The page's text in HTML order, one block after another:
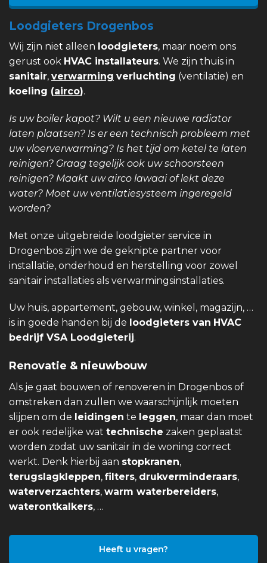
Loodgieters Drogenbos
Wij zijn niet alleen loodgieters, maar noem ons
gerust ook HVAC installateurs. We zijn thuis in
sanitair, verwarming verluchting (ventilatie) en
koeling (airco).
Is uw boiler kapot? Wilt u een nieuwe radiator
laten plaatsen? Is er een technisch probleem met
uw vloerverwarming? Is het tijd om ketel te laten
reinigen? Graag tegelijk ook uw schoorsteen
reinigen? Maakt uw airco lawaai of lekt deze
water? Moet uw ventilatiesysteem ingeregeld
worden?
Met onze uitgebreide loodgieter service in
Drogenbos zijn we de geknipte partner voor
installatie, onderhoud en herstelling voor zowel
sanitair installaties als verwarmingsinstallaties.
Uw huis, appartement, gebouw, winkel, magazijn, …
is in goede handen bij de loodgieters van HVAC
bedrijf VSA Loodgieterij.
Renovatie & nieuwbouw
Als je gaat bouwen of renoveren in Drogenbos of
omstreken dan zullen we waarschijnlijk moeten
slijpen om de leidingen te leggen, maar dan moet
er ook redelijke wat technische zaken geplaatst
worden zodat uw sanitair in de woning correct
werkt. Denk hierbij aan stopkranen,
terugslagkleppen, filters, drukverminderaars,
waterverzachters, warm waterbereiders,
waterontkalkers, …
Heeft u vragen?